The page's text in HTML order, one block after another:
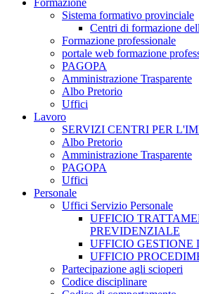
Formazione
Sistema formativo provinciale
Centri di formazione
Formazione professionale
portale web formazione
PAGOPA
Amministrazione Trasparente
Albo Pretorio
Uffici
Lavoro
SERVIZI CENTRI PER
Albo Pretorio
Amministrazione Trasparente
PAGOPA
Uffici
Personale
Uffici Servizio Personale
UFFICIO
PREVIDENZIALE
UFFICIO GESTIONE
UFFICIO
Partecipazione agli scioperi
Codice disciplinare